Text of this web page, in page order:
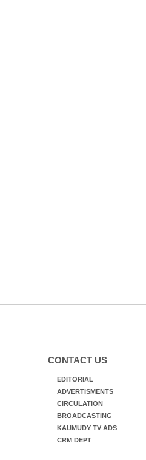
CONTACT US
EDITORIAL
ADVERTISMENTS
CIRCULATION
BROADCASTING
KAUMUDY TV ADS
CRM DEPT